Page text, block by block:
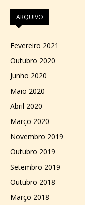
ARQUIVO
Fevereiro 2021
Outubro 2020
Junho 2020
Maio 2020
Abril 2020
Março 2020
Novembro 2019
Outubro 2019
Setembro 2019
Outubro 2018
Março 2018